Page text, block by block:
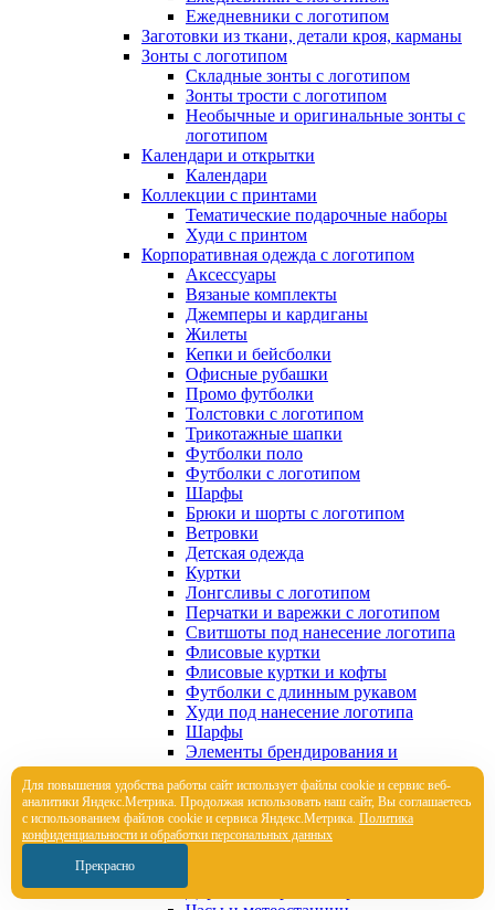
Ежедневники с логотипом
Заготовки из ткани, детали кроя, карманы
Зонты с логотипом
Складные зонты с логотипом
Зонты трости с логотипом
Необычные и оригинальные зонты с
логотипом
Календари и открытки
Календари
Коллекции с принтами
Тематические подарочные наборы
Худи с принтом
Корпоративная одежда с логотипом
Аксессуары
Вязаные комплекты
Джемперы и кардиганы
Жилеты
Кепки и бейсболки
Офисные рубашки
Промо футболки
Толстовки с логотипом
Трикотажные шапки
Футболки поло
Футболки с логотипом
Шарфы
Брюки и шорты с логотипом
Ветровки
Детская одежда
Куртки
Лонгсливы с логотипом
Перчатки и варежки с логотипом
Свитшоты под нанесение логотипа
Флисовые куртки
Флисовые куртки и кофты
Футболки с длинным рукавом
Худи под нанесение логотипа
Шарфы
Элементы брендирования и
кастомизации
Элементы брендирования и
кастомизации
Корпоративные подарки
Настольные аксессуары
Дорожные органайзеры
Для повышения удобства работы сайт использует файлы cookie и сервис веб-
аналитики Яндекс.Метрика. Продолжая использовать наш сайт, Вы соглашаетесь
с использованием файлов cookie и сервиса Яндекс.Метрика. Политика
конфиденциальности и обработки персональных данных
Прекрасно